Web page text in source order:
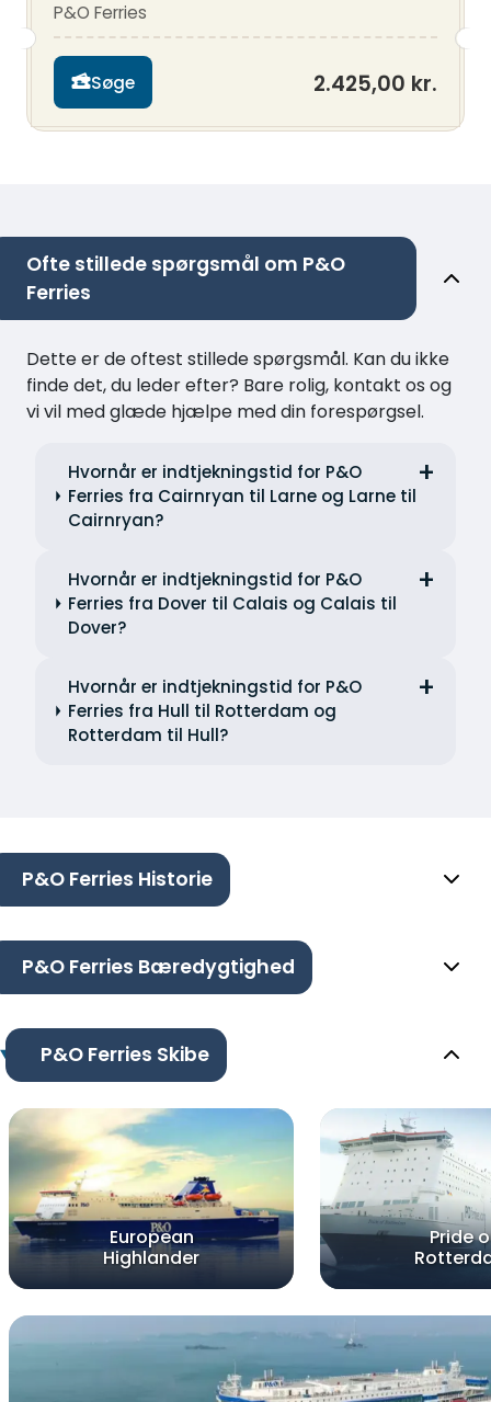
P&O Ferries
Søge 2.425,00 kr.
Ofte stillede spørgsmål om P&O
Ferries
Dette er de oftest stillede spørgsmål. Kan du ikke
finde det, du leder efter? Bare rolig, kontakt os og
vi vil med glæde hjælpe med din forespørgsel.
Hvornår er indtjekningstid for P&O
Ferries fra Cairnryan til Larne og Larne til
Cairnryan?
Hvornår er indtjekningstid for P&O
Ferries fra Dover til Calais og Calais til
Dover?
Hvornår er indtjekningstid for P&O
Ferries fra Hull til Rotterdam og
Rotterdam til Hull?
P&O Ferries Historie
P&O Ferries Bæredygtighed
P&O Ferries Skibe
European
Highlander
Pride